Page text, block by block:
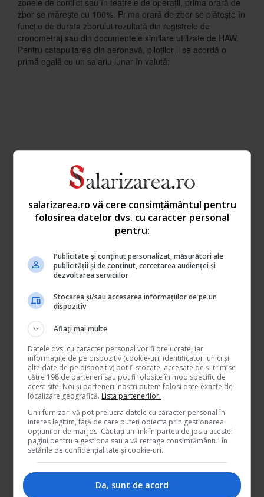
zonele de conflict sau în teatrele de operaţii, prima orară de
zbor se măreşte cu 100%. Prima orară de zbor se plăteşte în
funcţie de durata zborului rezultată din registrele de
cronometraj sau din documentele similare utilizate de HAW.
Pentru catapultarea din aeronavă, piloţilor li se acordă o
primă egală cu un salariu lunar în valută;
b) personalului aeronautic nenavigant, aşa cum este definit
pentru zbor a aeronavelor, exploatează la sol şi în zbor
aeronave, exploatează şi întreţine mijloace tehnice de
aerodrom, echipamente de altitudine şi de prevenire a
evenimentelor de zbor, i se acordă o primă de aterizare la
nivelul a 1 % din salariul lunar în valută, pentru fiecare
noapte, prima de aterizare se majorează cu 50%;
c) personalului tehnic-ingineresc de aviaţie, aşa cum este
definit la art. 13 din Statut, care execută lucrări de
exploatare, întreţineri curente şi reparaţii ale tehnicii de
aviaţie, i se acordă o primă pentru asigurarea tehnică a
zborului la nivelul a 0,1% din salariul lunar în valută, pentru
fiecare oră de zbor asigurată tehnic.
(5) Condiţiile de acordare a primelor şi compensaţiilor de
care beneficiază personalul aeronautic, precum şi
diferenţierea procentelor/cuantumurilor în cadrul limitelor
prevăzute în prezenta secţiune, pe categorii de personal,
tehnică aeronautică şi activităţi, se stabilesc prin norme
Legea 153/2017 - ANEXA nr. VI -
salarizarea.ro vă cere consimțământul pentru
folosirea datelor dvs. cu caracter personal
pentru:
Publicitate și conținut personalizat, măsurători ale
publicității și de conținut, cercetarea audienței și
dezvoltarea serviciilor
Stocarea și/sau accesarea informațiilor de pe un
dispozitiv
Aflați mai multe
Datele dvs. cu caracter personal vor fi prelucrate, iar
informațiile de pe dispozitiv (cookie-uri, identificatori unici și
alte date de pe dispozitiv) pot fi stocate, accesate de și trimise
către 198 de parteneri sau pot fi folosite în mod specific de
acest site. Noi și partenerii noștri putem folosi date exacte de
localizare geografică. Lista partenerilor.
Unii furnizori vă pot prelucra datele cu caracter personal în
interes legitim, față de care puteți obiecta prin gestionarea
opțiunilor de mai jos. Căutați un link în partea de jos a acestei
pagini pentru a gestiona sau a vă retrage consimțământul în
setările de confidențialitate și cookie-uri.
Da, sunt de acord